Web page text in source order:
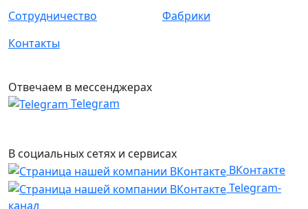
Сотрудничество
Контакты
Фабрики
Отвечаем в мессенджерах
Telegram
В социальных сетях и сервисах
ВКонтакте
Telegram-
канал